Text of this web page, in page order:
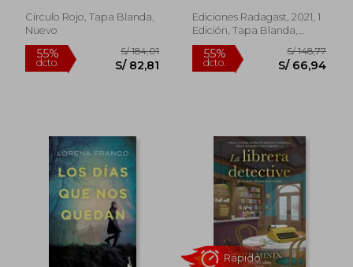
dcto. S/ 50,28 dcto.
Círculo Rojo, Tapa Blanda,
Nuevo
Quintana
Ediciones Radagast, 2021, 1
Edición, Tapa Blanda,
Nuevo